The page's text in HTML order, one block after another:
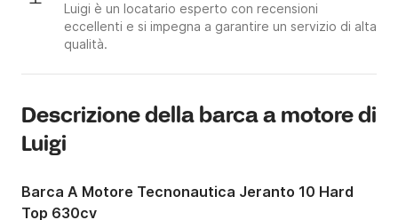
Luigi è un locatario esperto con recensioni
eccellenti e si impegna a garantire un servizio di alta
qualità.
Descrizione della barca a motore di
Luigi
Barca A Motore Tecnonautica Jeranto 10 Hard
Top 630cv